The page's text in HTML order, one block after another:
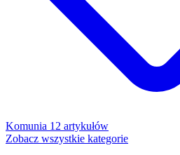
Komunia 12 artykułów
Zobacz wszystkie kategorie